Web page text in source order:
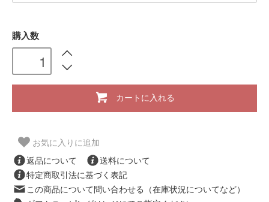
購入数
カートに入れる
お気に入りに追加
返品について
送料について
特定商取引法に基づく表記
この商品について問い合わせる（在庫状況についてなど）